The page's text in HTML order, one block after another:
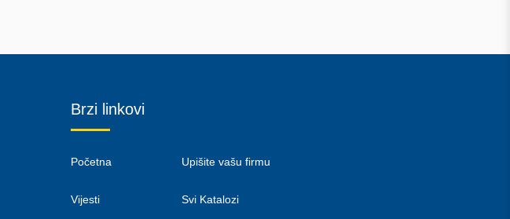
Brzi linkovi
Početna
Vijesti
Upišite vašu firmu
Svi Katalozi